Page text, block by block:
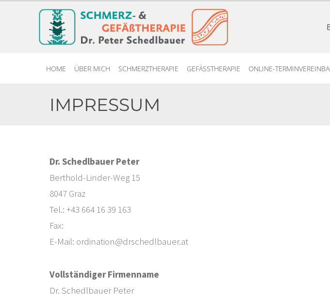
HOME ÜBER MICH SCHMERZTHERAPIE GEFÄSSTHERAPIE ONLINE-
IMPRESSUM
Dr. Schedlbauer Peter
Berthold-Linder-Weg 15
8047 Graz
Tel.: +43 664 16 39 163
Fax:
E-Mail: ordination@drschedlbauer.at
Vollständiger Firmenname
Dr. Schedlbauer Peter